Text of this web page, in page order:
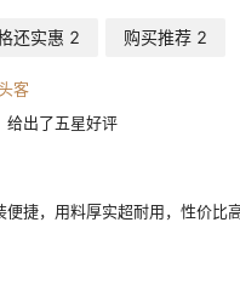
还实惠 2 购买推荐 2
客
给出了五星好评
捷，用料厚实超耐用，性价比高